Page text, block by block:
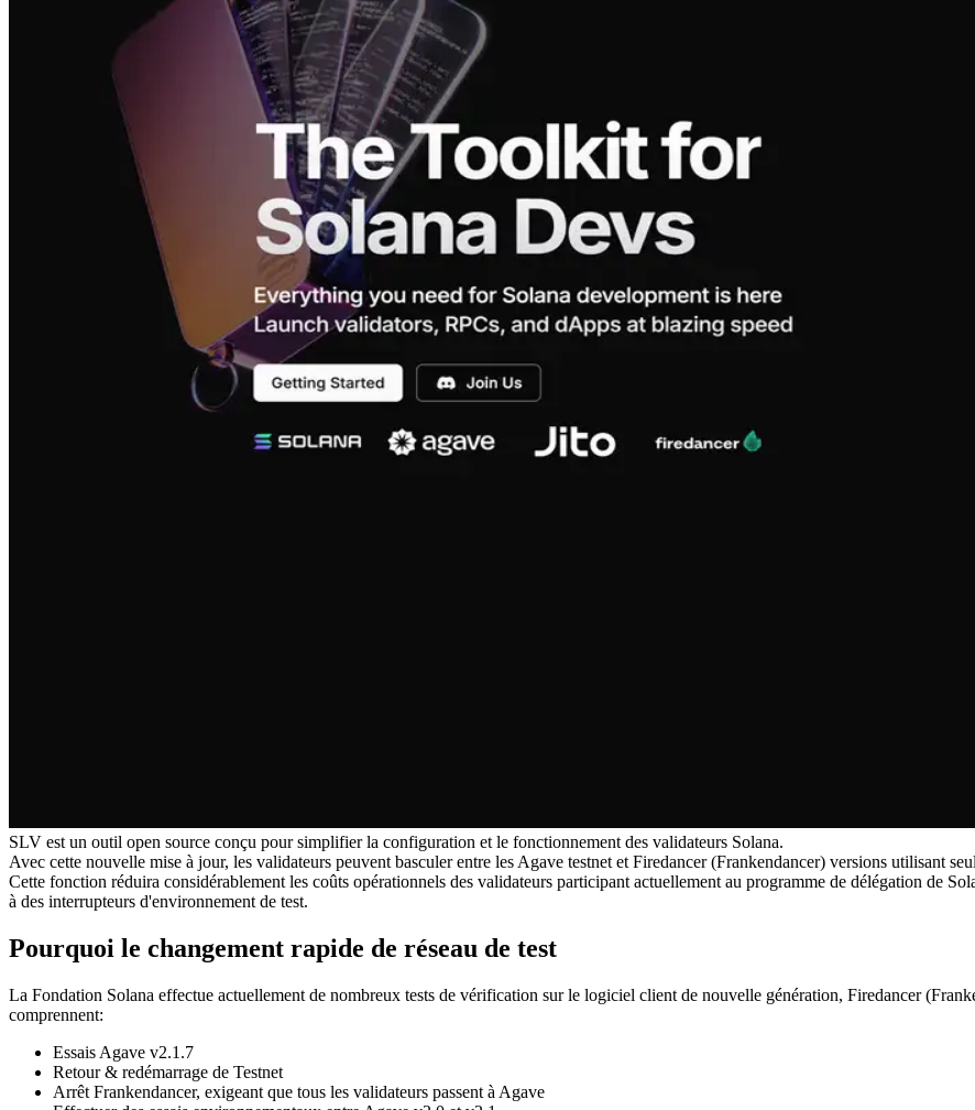
SLV est un outil open source conçu pour simplifier la configuration et le fonctionnement des validateurs Solana.
Avec cette nouvelle mise à jour, les validateurs peuvent basculer entre les Agave testnet et Firedancer (Frankendancer) versions utilisant
Cette fonction réduira considérablement les coûts opérationnels des validateurs participant actuellement au programme de délégation de
à des interrupteurs d'environnement de test.
Pourquoi le changement rapide de réseau de test
La Fondation Solana effectue actuellement de nombreux tests de vérification sur le logiciel client de nouvelle génération, Firedancer
comprennent:
Essais Agave v2.1.7
Retour & redémarrage de Testnet
Arrêt Frankendancer, exigeant que tous les validateurs passent à Agave